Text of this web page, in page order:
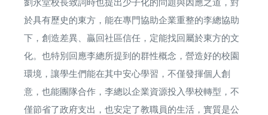
於具有歷史的東方，能在專門協助企業重整的李總協助
下，創造差異、贏回社區信任，定能找回屬於東方的文
化。也特別回應李總所提到的群性概念，營造好的校園
環境，讓學生們能在其中安心學習，不僅發揮個人創
意，也能團隊合作，李總以企業資源投入學校轉型，不
僅節省了政府支出，也安定了教職員的生活，實質是公